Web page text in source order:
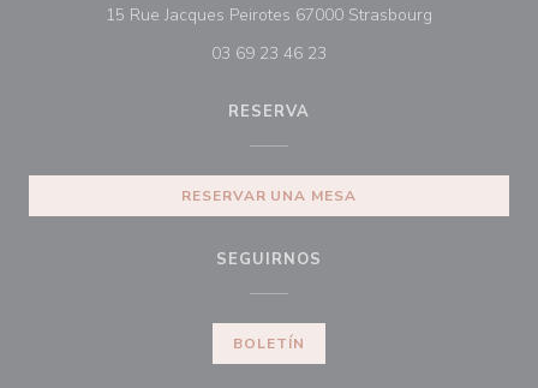
15 Rue Jacques Peirotes 67000 Strasbourg
03 69 23 46 23
RESERVA
RESERVAR UNA MESA
SEGUIRNOS
BOLETÍN